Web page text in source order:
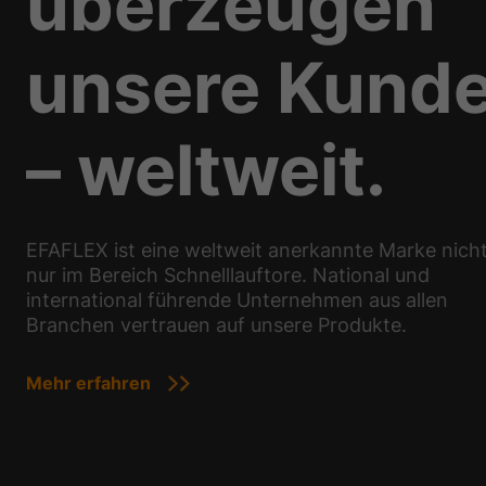
unsere
– weltweit.
EFAFLEX ist eine weltweit anerkannte Marke
nur im Bereich Schnelllauftore. National und
international führende Unternehmen aus allen
Branchen vertrauen auf unsere Produkte.
Mehr erfahren